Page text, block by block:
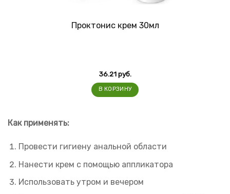
Проктонис крем 30мл
36.21руб.
В КОРЗИНУ
Как применять:
Провести гигиену анальной области
Нанести крем с помощью аппликатора
Использовать утром и вечером